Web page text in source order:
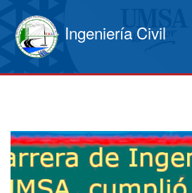
Ingeniería Civil